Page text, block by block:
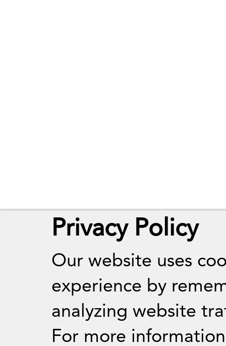
Privacy Policy
Our website uses
experience by
analyzing website
For more